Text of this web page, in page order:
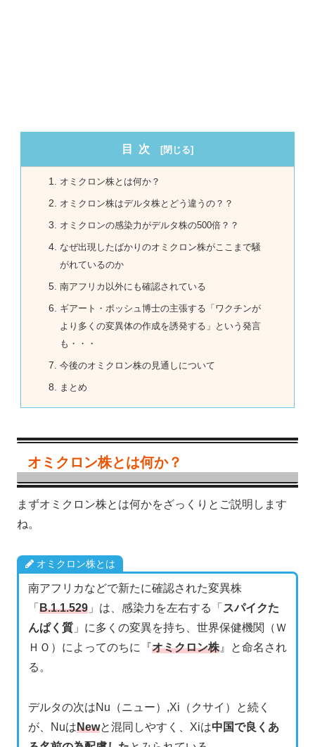
目次
オミクロン株とは何か？
オミクロン株はデルタ株とどう違うの？？
オミクロンの感染力がデルタ株の500倍？？
なぜ出現したばかりのオミクロン株がここまで騒
がれているのか
南アフリカ以外にも確認されている
ギアート・ボッシュ博士の主張する「ワクチンが
より多くの変異体の作成を誘発する」という発言
も・・・
今後のオミクロン株の見通しについて
まとめ
オミクロン株とは何か？
まずオミクロン株とは何かをざっくりとご説明します
ね。
オミクロン株とは
南アフリカなどで新たに確認された変異株
「 B.1.1.529」は、感染力を左右する「 スパイクた
んぱく質」に多くの変異を持ち、世界保健機関（Ｗ
ＨＯ）によってのちに『オミクロン株』と命名され
る。
デルタの次はNu（ニュー）,Xi（クサイ）と続く
が、NuはNewと混同しやすく、Xiは中国で良くあ